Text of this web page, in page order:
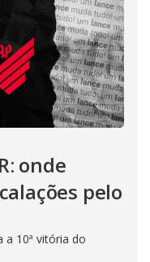
onde
pelo
a 10ª vitória do